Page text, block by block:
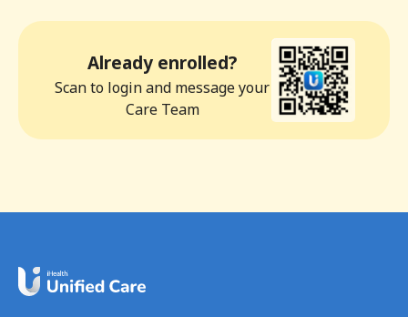
Already enrolled?
Scan to login and message your
Care Team